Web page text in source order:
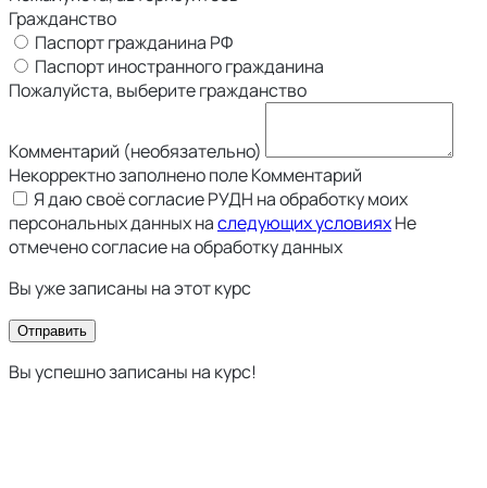
Гражданство
Паспорт гражданина РФ
Паспорт иностранного гражданина
Пожалуйста, выберите гражданство
Комментарий (необязательно)
Некорректно заполнено поле Комментарий
Я даю своё согласие РУДН на обработку моих
персональных данных наследующих условияхНе
отмечено согласие на обработку данных
Вы уже записаны на этот курс
Отправить
Вы успешно записаны на курс!